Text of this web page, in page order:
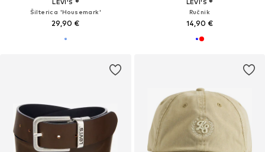
LEVI'S ®
Šilterica 'Housemark'
29,90 €
LEVI'S ®
Ručnik
14,90 €